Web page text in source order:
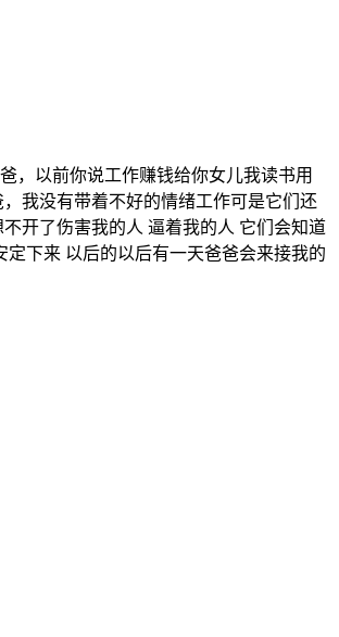
，以前你说工作赚钱给你女儿我读书用
我没有带着不好的情绪工作可是它们还
开了伤害我的人 逼着我的人 它们会知道
下来 以后的以后有一天爸爸会来接我的